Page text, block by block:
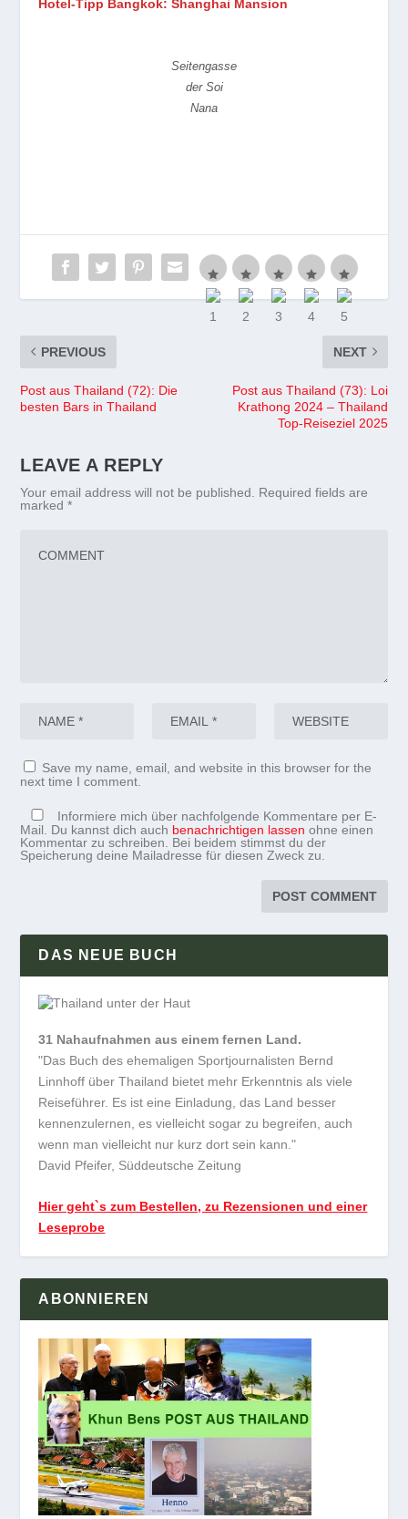
Hotel-Tipp Bangkok: Shanghai Mansion
Seitengasse
der Soi
Nana
PREVIOUS
Post aus Thailand (72): Die
besten Bars in Thailand
NEXT
Post aus Thailand (73): Loi
Krathong 2024 – Thailand
Top-Reiseziel 2025
LEAVE A REPLY
Your email address will not be published.
Required fields are
marked*
Save my name, email, and website in this browser for the
next time I comment.
Informiere mich über nachfolgende Kommentare per E-
Mail. Du kannst dich auch benachrichtigen lassen ohne einen
Kommentar zu schreiben. Bei beidem stimmst du der
Speicherung deine Mailadresse für diesen Zweck zu.
DAS NEUE BUCH
31 Nahaufnahmen aus einem fernen Land.
"Das Buch des ehemaligen Sportjournalisten Bernd
Linnhoff über Thailand bietet mehr Erkenntnis als viele
Reiseführer. Es ist eine Einladung, das Land besser
kennenzulernen, es vielleicht sogar zu begreifen, auch
wenn man vielleicht nur kurz dort sein kann."
David Pfeifer, Süddeutsche Zeitung
Hier geht`s zum Bestellen, zu Rezensionen und einer
Leseprobe
ABONNIEREN